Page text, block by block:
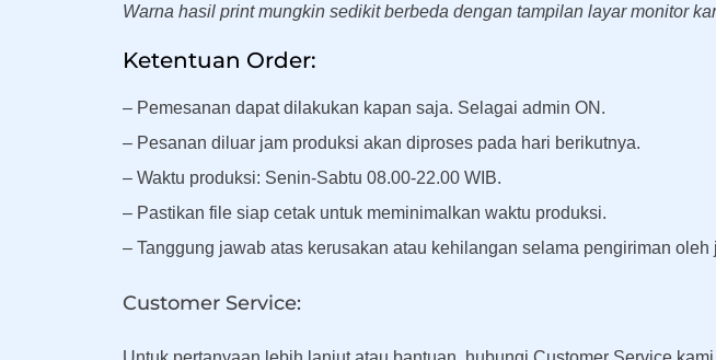
Warna hasil print mungkin sedikit berbeda dengan tampilan layar monitor
Ketentuan Order:
– Pemesanan dapat dilakukan kapan saja. Selagai admin ON.
– Pesanan diluar jam produksi akan diproses pada hari berikutnya.
– Waktu produksi: Senin-Sabtu 08.00-22.00 WIB.
– Pastikan file siap cetak untuk meminimalkan waktu produksi.
– Tanggung jawab atas kerusakan atau kehilangan selama pengiriman
Customer Service: